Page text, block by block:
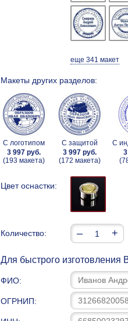
еще 341 макет
Макеты других разделов:
С логотипом
3 997 руб.
(193 макета)
С защитой
3 997 руб.
(172 макета)
С
Цвет оснастки:
Количество: – +
Для быстрого изготовления
ФИО:
ОГРНИП: